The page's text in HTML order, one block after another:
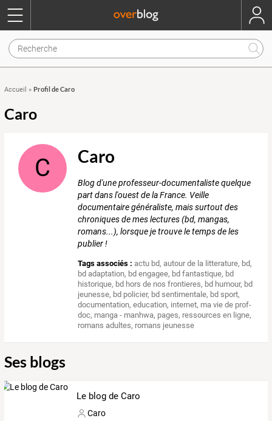
Accueil » Profil de Caro
Caro
C Caro
Blog d'une professeur-documentaliste quelque
part dans l'ouest de la France. Veille
documentaire généraliste, mais surtout des
chroniques de mes lectures (bd, mangas,
romans...), lorsque je trouve le temps de les
publier !
Tags associés : actu bd,autour de la litterature, bd,
bd adaptation, bd engagee, bd fantastique, bd
historique, bd hors de nos frontieres, bd humour, bd
jeunesse, bd policier, bd sentimentale, bd sport,
documentation,education, internet, ma vie de prof-
doc, manga - manhwa, pages, ressources en ligne,
romans adultes, romans jeunesse
Ses blogs
Le blog de Caro
Caro